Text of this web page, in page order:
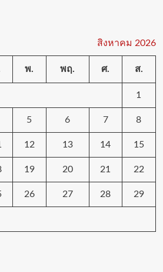
สิงหาคม 2026
พ. พฤ. ศ. ส.
1
5 6 7 8
12 13 14 15
19 20 21 22
26 27 28 29